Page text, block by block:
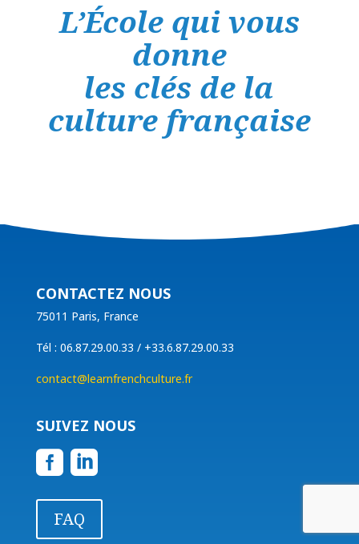
L’École qui vous
donne
les clés de la
culture française
CONTACTEZ NOUS
75011 Paris, France
Tél : 06.87.29.00.33 / +33.6.87.29.00.33
contact@learnfrenchculture.fr
SUIVEZ NOUS
 
FAQ